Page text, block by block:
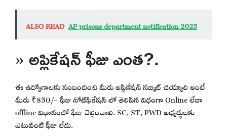
ALSO READ AP prisons department notification 2025
» అప్లికేషన్ ఫీజు ఎంత?.
ఈ ఉద్యోగాలకు సంబందించి మీరు అప్లికేషన్ సబ్మిట్ చెయ్యాలి అంటే
మీరు ₹850/- ఫీజు నోటిఫికేషన్ లో తెలిపిన విధంగా Online లేదా
offline విధానంలో ఫీజు చెల్లించాలి. SC, ST, PWD అభ్యర్థులకు
ఎటువంటి ఫీజు లేదు.